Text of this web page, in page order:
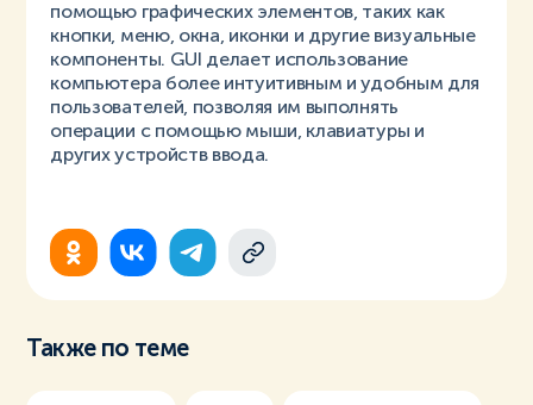
помощью графических элементов, таких как
кнопки, меню, окна, иконки и другие визуальные
компоненты. GUI делает использование
компьютера более интуитивным и удобным для
пользователей, позволяя им выполнять
операции с помощью мыши, клавиатуры и
других устройств ввода.
Также по теме